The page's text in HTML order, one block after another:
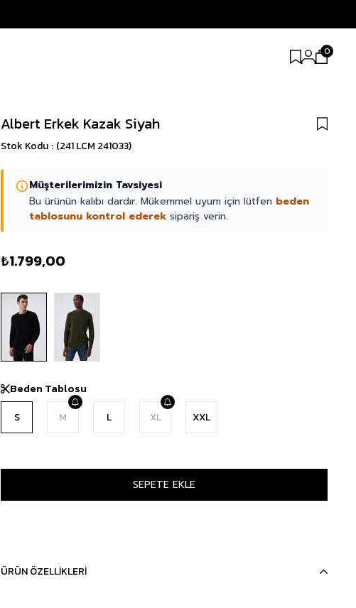
0
Albert Erkek Kazak Siyah
Stok Kodu (241 LCM 241033)
Müşterilerimizin Tavsiyesi
Bu ürünün kalıbı dardır. Mükemmel uyum için lütfen beden
tablosunu kontrol ederek sipariş verin.
₺1.799,00
Beden Tablosu
S M L XL XXL
ÜRÜN ÖZELLIKLERI